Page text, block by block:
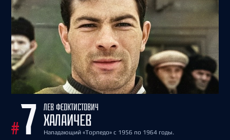
# 7 ЛЕВ ФЕОКТИСТОВИЧ
ХАЛАИЧЕВ
Нападающий «Торпедо» с 1956 по 1964 годы.